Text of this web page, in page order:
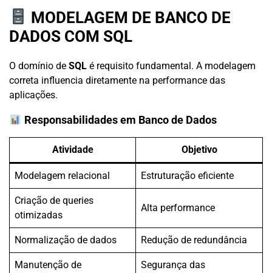
MODELAGEM DE BANCO DE
DADOS COM SQL
O domínio de SQL é requisito fundamental. A modelagem
correta influencia diretamente na performance das
aplicações.
Responsabilidades em Banco de Dados
Atividade Objetivo
Modelagem relacional Estruturação eficiente
Criação de queries
otimizadas
Alta performance
Normalização de dados Redução de redundância
Manutenção de
Segurança das